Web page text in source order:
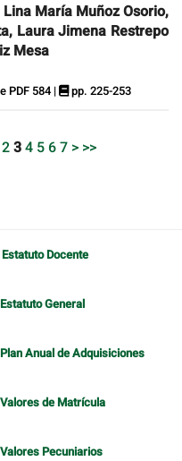
María Muñoz Osorio,
Laura Jimena Restrepo
Mesa
PDF 584 | pp. 225-253
234 567 > >>
Estatuto Docente
Estatuto General
Plan Anual de Adquisiciones
Valores de Matrícula
Valores Pecuniarios